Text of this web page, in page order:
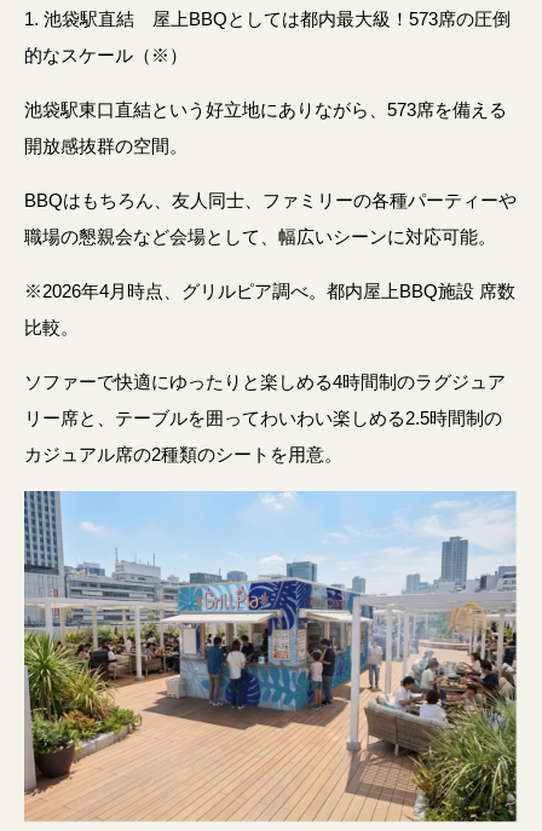
1. 池袋駅直結 屋上BBQとしては都内最大級！573席の圧倒
的なスケール（※）
池袋駅東口直結という好立地にありながら、573席を備える
開放感抜群の空間。
BBQはもちろん、友人同士、ファミリーの各種パーティーや
職場の懇親会など会場として、幅広いシーンに対応可能。
※2026年4月時点、グリルピア調べ。都内屋上BBQ施設 席数
比較。
ソファーで快適にゆったりと楽しめる4時間制のラグジュア
リー席と、テーブルを囲ってわいわい楽しめる2.5時間制の
カジュアル席の2種類のシートを用意。